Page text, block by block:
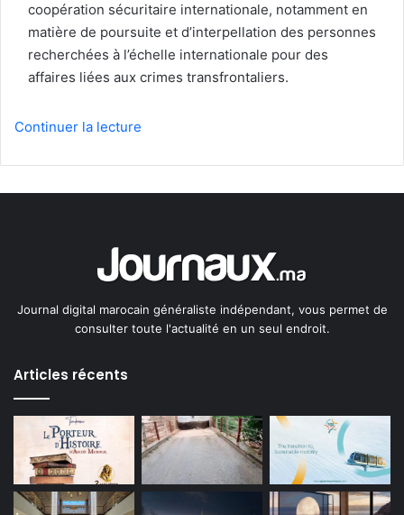
coopération sécuritaire internationale, notamment en
matière de poursuite et d’interpellation des personnes
recherchées à l’échelle internationale pour des
affaires liées aux crimes transfrontaliers.
Continuer la lecture
Journal digital marocain généraliste indépendant, vous permet de
consulter toute l'actualité en un seul endroit.
Articles récents